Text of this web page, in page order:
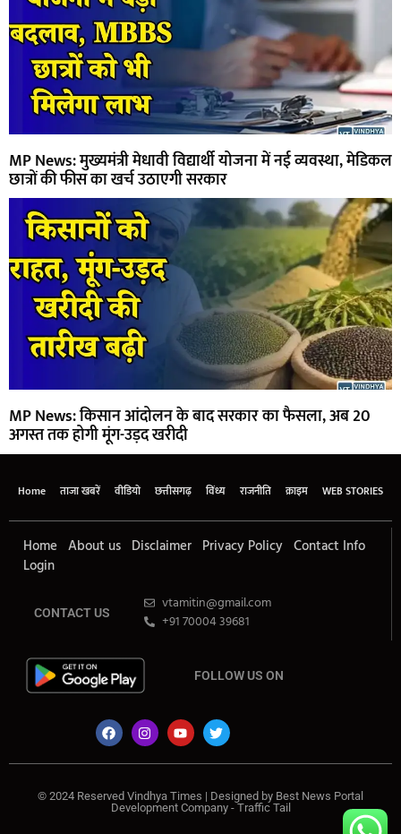
MP News: मुख्यमंत्री मेधावी विद्यार्थी योजना में नई व्यवस्था, मेडिकल
छात्रों की फीस का खर्च उठाएगी सरकार
MP News: किसान आंदोलन के बाद सरकार का फैसला, अब 20
अगस्त तक होगी मूंग-उड़द खरीदी
Home ताजा खबरें वीडियो छत्तीसगढ़ विंध्य राजनीति क्राइम WEB STORIES
Home About us Disclaimer Privacy Policy Contact Info
Login
CONTACT US
vtamitin@gmail.com
+91 70004 39681
FOLLOW US ON
© 2024 Reserved Vindhya Times | Designed by Best News Portal
Development Company- Traffic Tail